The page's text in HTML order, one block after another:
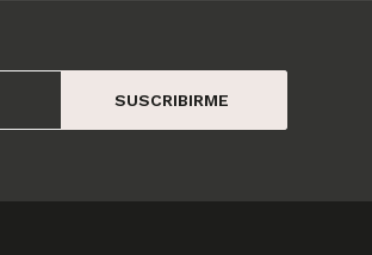
SUSCRIBIRME